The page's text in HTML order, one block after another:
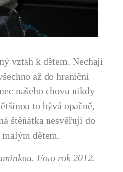
vztah k dětem. Nechají
až do hraniční
našeho chovu nikdy
to bývá opačně,
štěňátka nesvěřuji do
dětem.
Foto rok 2012.